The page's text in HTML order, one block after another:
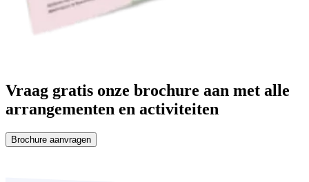
Vraag gratis onze brochure aan met alle
arrangementen en activiteiten
Brochure aanvragen